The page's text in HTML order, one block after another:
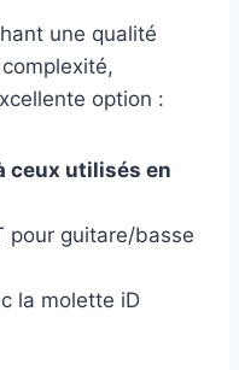
une qualité
option :
ceux utilisés en
pour guitare/basse
la molette iD